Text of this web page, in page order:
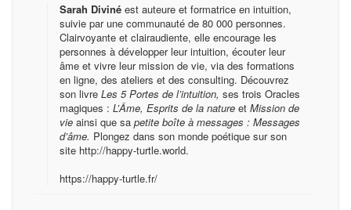
Sarah Diviné est auteure et formatrice en intuition,
suivie par une communauté de 80 000 personnes.
Clairvoyante et clairaudiente, elle encourage les
personnes à développer leur intuition, écouter leur
âme et vivre leur mission de vie, via des formations
en ligne, des ateliers et des consulting. Découvrez
son livre Les 5 Portes de l’intuition, ses trois Oracles
magiques : L’Âme, Esprits de la nature et Mission de
vie ainsi que sa petite boîte à messages : Messages
d’âme. Plongez dans son monde poétique sur son
site http://happy-turtle.world.
https://happy-turtle.fr/